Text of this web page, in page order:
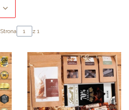
Strona z 1